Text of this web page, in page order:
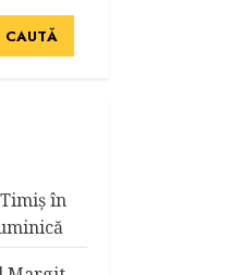
CAUTĂ
în